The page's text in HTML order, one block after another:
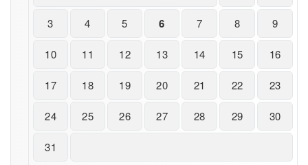
3 4 5 6 7 8 9
10 11 12 13 14 15 16
17 18 19 20 21 22 23
24 25 26 27 28 29 30
31